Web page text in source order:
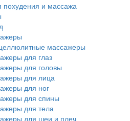
похудения и массажа
массажеры
для глаз
для головы
для лица
для ног
для спины
для тела
для шеи и плеч